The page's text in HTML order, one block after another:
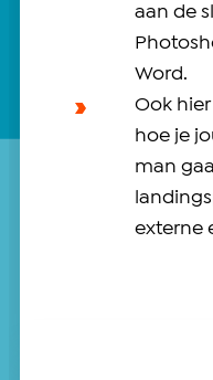
aan de
Word.
Ook
hoe je
man
externe